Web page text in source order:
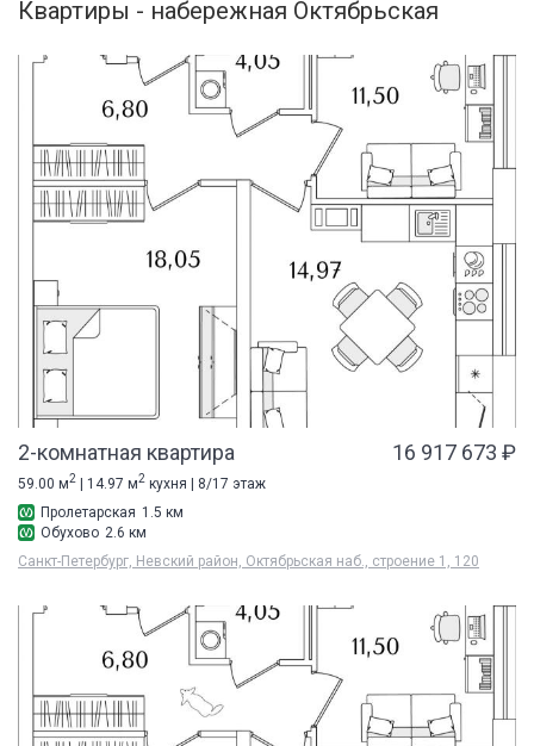
Квартиры - набережная Октябрьская
2-комнатная квартира 16 917 673 ₽
59.00 м2 | 14.97 м2 кухня | 8/17 этаж
Пролетарская 1.5 км
Обухово 2.6 км
Санкт-Петербург, Невский район, Октябрьская наб., строение 1, 120